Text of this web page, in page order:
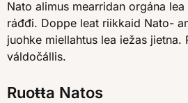
Nato alimus mearridan orgána
ráđđi. Doppe leat riikkaid Nato-
juohke miellahtus lea iežas jietna.
váldočállis.
Ruoŧŧa Natos